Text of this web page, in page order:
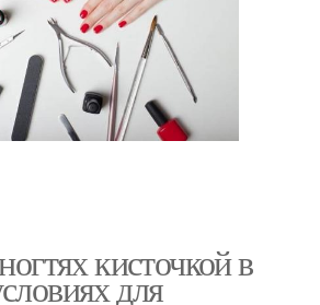
кисточкой в
для